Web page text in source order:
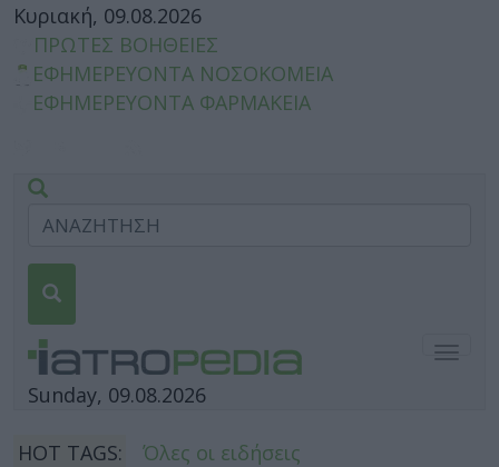
Κυριακή, 09.08.2026
ΠΡΩΤΕΣ ΒΟΗΘΕΙΕΣ
ΕΦΗΜΕΡΕΥΟΝΤΑ ΝΟΣΟΚΟΜΕΙΑ
ΕΦΗΜΕΡΕΥΟΝΤΑ ΦΑΡΜΑΚΕΙΑ
Sunday, 09.08.2026
HOT TAGS:
Όλες οι ειδήσεις